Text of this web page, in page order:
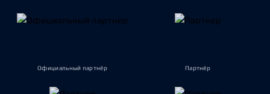
Официальный партнёр Партнёр